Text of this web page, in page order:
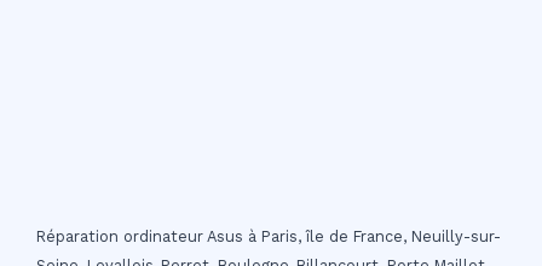
Réparation ordinateur Asus à Paris, île de France, Neuilly-sur-